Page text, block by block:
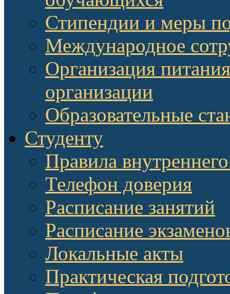
Стипендии и меры
Международное
Организация
организации
Образовательные
Студенту
Правила
Телефон доверия
Расписание занятий
Расписание
Локальные акты
Практическая